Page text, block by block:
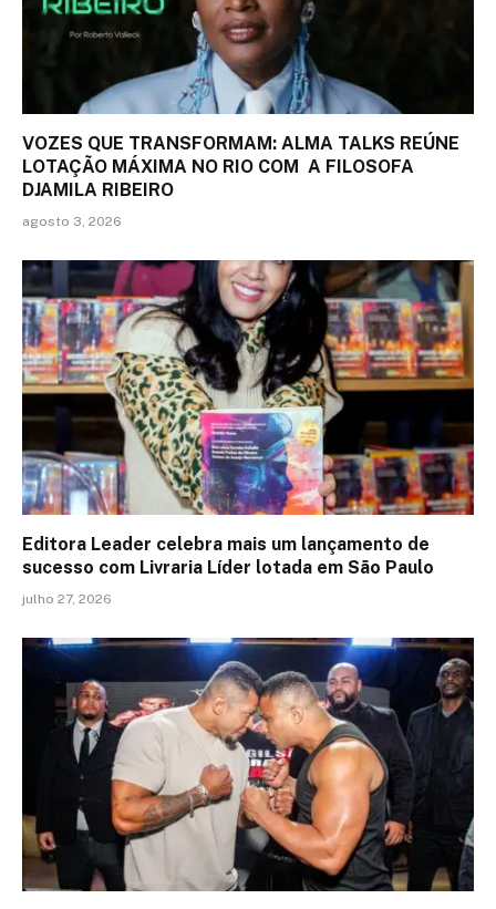
VOZES QUE TRANSFORMAM: ALMA TALKS REÚNE
LOTAÇÃO MÁXIMA NO RIO COM A FILOSOFA
DJAMILA RIBEIRO
agosto 3, 2026
Editora Leader celebra mais um lançamento de
sucesso com Livraria Líder lotada em São Paulo
julho 27, 2026